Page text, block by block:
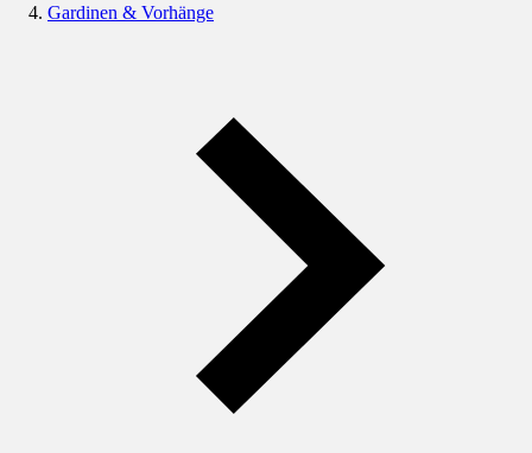
Gardinen & Vorhänge